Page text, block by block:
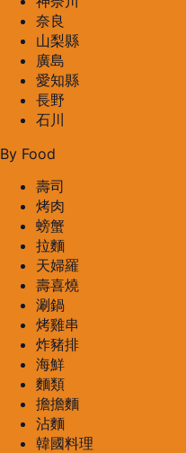
奈良
山梨縣
廣島
愛知縣
長野
石川
By Food
壽司
烤肉
螃蟹
拉麵
天婦羅
壽喜燒
涮鍋
烤雞串
炸豬排
海鮮
麵類
擔擔麵
沾麵
韓國料理